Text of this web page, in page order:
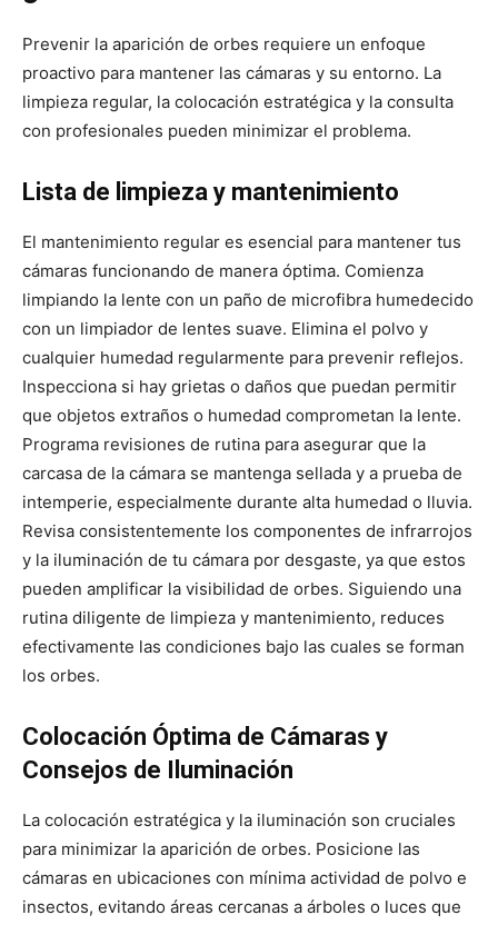
Prevenir la aparición de orbes requiere un enfoque
proactivo para mantener las cámaras y su entorno. La
limpieza regular, la colocación estratégica y la consulta
con profesionales pueden minimizar el problema.
Lista de limpieza y mantenimiento
El mantenimiento regular es esencial para mantener tus
cámaras funcionando de manera óptima. Comienza
limpiando la lente con un paño de microfibra humedecido
con un limpiador de lentes suave. Elimina el polvo y
cualquier humedad regularmente para prevenir reflejos.
Inspecciona si hay grietas o daños que puedan permitir
que objetos extraños o humedad comprometan la lente.
Programa revisiones de rutina para asegurar que la
carcasa de la cámara se mantenga sellada y a prueba de
intemperie, especialmente durante alta humedad o lluvia.
Revisa consistentemente los componentes de infrarrojos
y la iluminación de tu cámara por desgaste, ya que estos
pueden amplificar la visibilidad de orbes. Siguiendo una
rutina diligente de limpieza y mantenimiento, reduces
efectivamente las condiciones bajo las cuales se forman
los orbes.
Colocación Óptima de Cámaras y
Consejos de Iluminación
La colocación estratégica y la iluminación son cruciales
para minimizar la aparición de orbes. Posicione las
cámaras en ubicaciones con mínima actividad de polvo e
insectos, evitando áreas cercanas a árboles o luces que